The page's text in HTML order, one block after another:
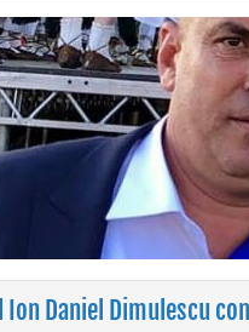
Ion Daniel Dimulescu